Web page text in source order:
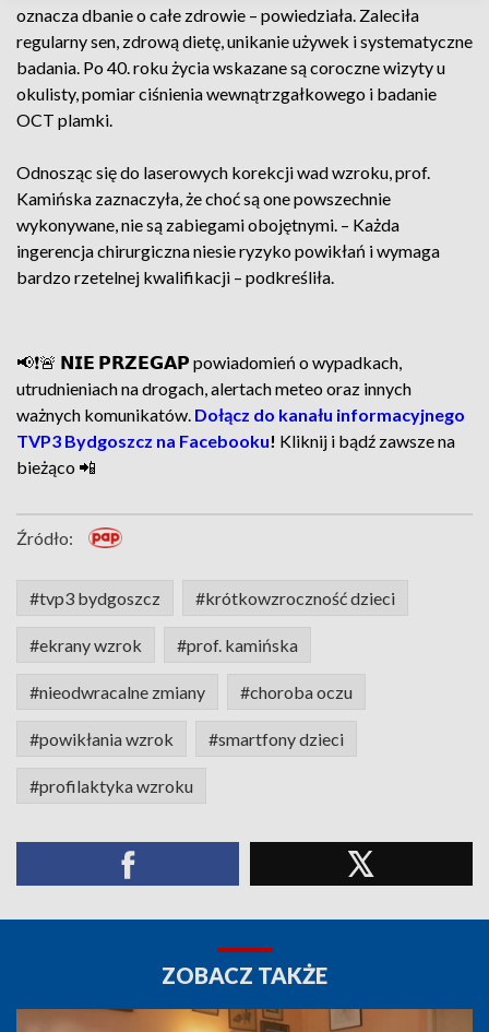
oznacza dbanie o całe zdrowie – powiedziała. Zaleciła
regularny sen, zdrową dietę, unikanie używek i systematyczne
badania. Po 40. roku życia wskazane są coroczne wizyty u
okulisty, pomiar ciśnienia wewnątrzgałkowego i badanie
OCT plamki.
Odnosząc się do laserowych korekcji wad wzroku, prof.
Kamińska zaznaczyła, że choć są one powszechnie
wykonywane, nie są zabiegami obojętnymi. – Każda
ingerencja chirurgiczna niesie ryzyko powikłań i wymaga
bardzo rzetelnej kwalifikacji – podkreśliła.
📢❗🚨 𝗡𝗜𝗘 𝗣𝗥𝗭𝗘𝗚𝗔𝗣 powiadomień o wypadkach,
utrudnieniach na drogach, alertach meteo oraz innych
ważnych komunikatów. Dołącz do kanału informacyjnego
TVP3 Bydgoszcz na Facebooku! Kliknij i bądź zawsze na
bieżąco 📲
Źródło:
#tvp3 bydgoszcz #krótkowzroczność dzieci
#ekrany wzrok #prof. kamińska
#nieodwracalne zmiany #choroba oczu
#powikłania wzrok #smartfony dzieci
#profilaktyka wzroku
ZOBACZ TAKŻE